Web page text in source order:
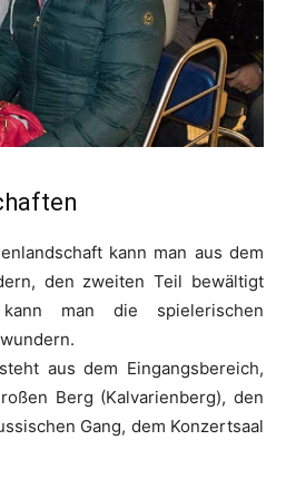
kann man aus dem
den zweiten Teil bewältigt
man die spielerischen
aus dem Eingangsbereich,
Berg (Kalvarienberg), den
Gang, dem Konzertsaal